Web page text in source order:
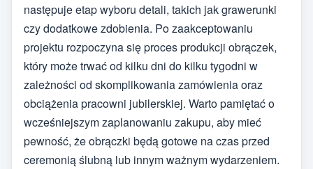
następuje etap wyboru detali, takich jak grawerunki
czy dodatkowe zdobienia. Po zaakceptowaniu
projektu rozpoczyna się proces produkcji obrączek,
który może trwać od kilku dni do kilku tygodni w
zależności od skomplikowania zamówienia oraz
obciążenia pracowni jubilerskiej. Warto pamiętać o
wcześniejszym zaplanowaniu zakupu, aby mieć
pewność, że obrączki będą gotowe na czas przed
ceremonią ślubną lub innym ważnym wydarzeniem.